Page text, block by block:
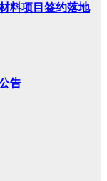
料项目签约落地
告